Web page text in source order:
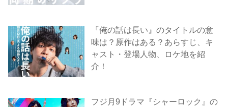
『俺の話は長い』のタイトルの意
味は？原作はある？あらすじ、キ
ャスト・登場人物、ロケ地を紹
介！
フジ月9ドラマ『シャーロック』の